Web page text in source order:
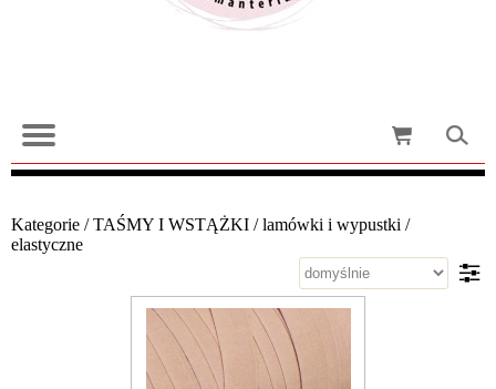
Kategorie /TAŚMY I WSTĄŻKI /lamówki i wypustki /
elastyczne